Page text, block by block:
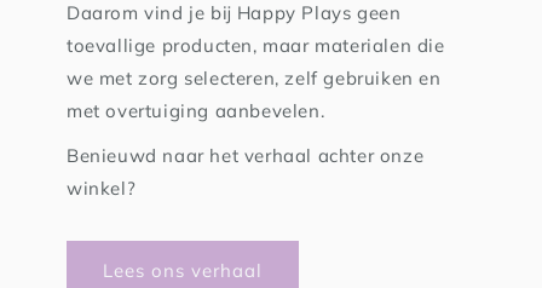
Daarom vind je bij Happy Plays geen
toevallige producten, maar materialen die
we met zorg selecteren, zelf gebruiken en
met overtuiging aanbevelen.
Benieuwd naar het verhaal achter onze
winkel?
Lees ons verhaal